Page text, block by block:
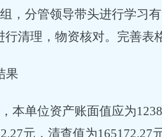
，分管领导带头进行学习
清理，物资核对。完善表
果
本单位资产账面值应为
元，清查值为165172.27